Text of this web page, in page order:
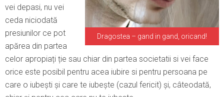
Dragostea – gand in gand, oricand!
vei depasi, nu vei
ceda niciodată
presiunilor ce pot
apărea din partea
celor apropiați ție sau chiar din partea societatii si vei face
orice este posibil pentru acea iubire si pentru persoana pe
care o iubești și care te iubește (cazul fericit) și, câteodată,